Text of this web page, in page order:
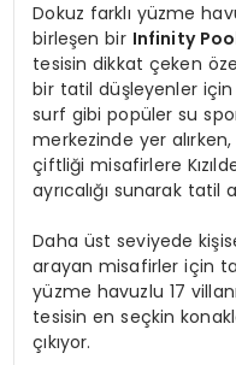
Dokuz farklı yüzme
birleşen bir Infinity
tesisin dikkat çeken
bir tatil düşleyenler
surf gibi popüler su
merkezinde yer
çiftliği misafirlere
ayrıcalığı sunarak tatil
Daha üst seviyede
arayan misafirler için
yüzme havuzlu 17
tesisin en seçkin
çıkıyor.